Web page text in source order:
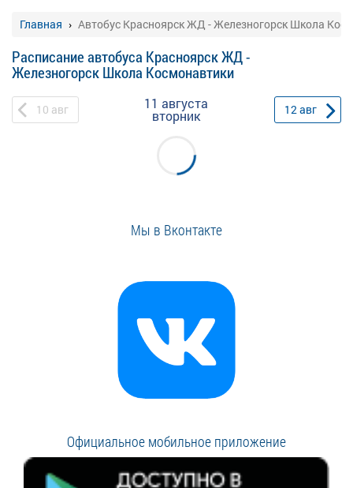
Главная Автобус Красноярск ЖД - Железногорск Школа
Расписание автобуса Красноярск ЖД -
Железногорск Школа Космонавтики
10 авг 11 августа
вторник 12авг
Мы в Вконтакте
Официальное мобильное приложение